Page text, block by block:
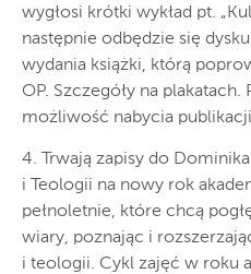
wygłosi krótki wykład pt.
następnie odbędzie się
wydania książki, którą
OP. Szczegóły na
możliwość nabycia
4. Trwają zapisy do
i Teologii na nowy rok
pełnoletnie, które chcą
wiary, poznając i
i teologii. Cykl zajęć w roku